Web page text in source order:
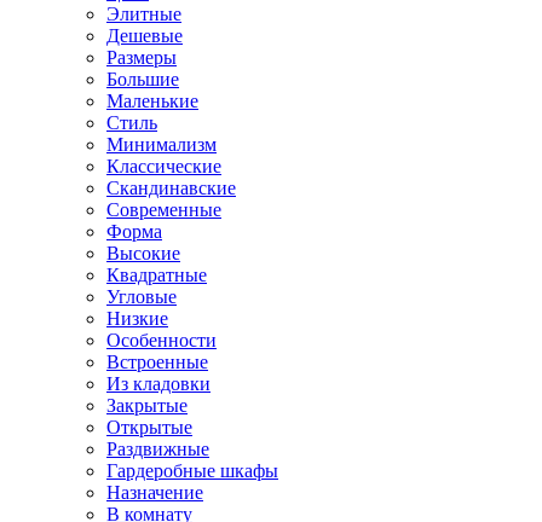
Элитные
Дешевые
Размеры
Большие
Маленькие
Стиль
Минимализм
Классические
Скандинавские
Современные
Форма
Высокие
Квадратные
Угловые
Низкие
Особенности
Встроенные
Из кладовки
Закрытые
Открытые
Раздвижные
Гардеробные шкафы
Назначение
В комнату